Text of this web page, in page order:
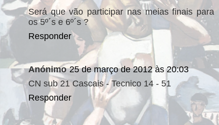
Será que vão participar nas meias finais para
os 5º´s e 6º´s ?
Responder
Anónimo 25 de março de 2012 às 20:03
CN sub 21 Cascais - Tecnico 14 - 51
Responder